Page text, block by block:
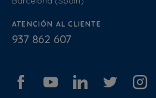
ATENCIÓN AL CLIENTE
937 862 607